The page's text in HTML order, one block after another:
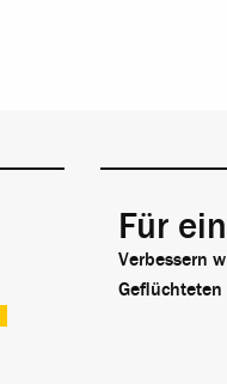
Für
Verbessern